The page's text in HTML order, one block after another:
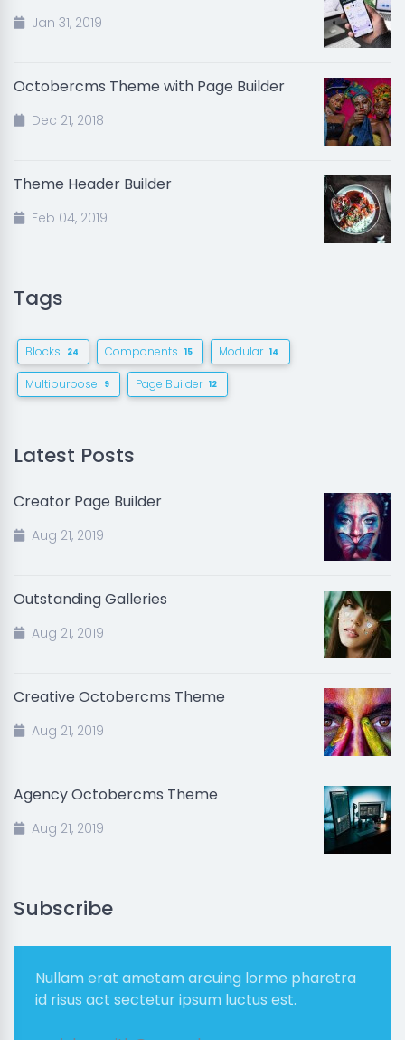
Jan 31, 2019
Octobercms Theme with Page Builder
Dec 21, 2018
Theme Header Builder
Feb 04, 2019
Tags
Blocks 24 Components 15 Modular 14
Multipurpose 9 Page Builder 12
Latest Posts
Creator Page Builder
Aug 21, 2019
Outstanding Galleries
Aug 21, 2019
Creative Octobercms Theme
Aug 21, 2019
Agency Octobercms Theme
Aug 21, 2019
Subscribe
Nullam erat ametam arcuing lorme pharetra
id risus act sectetur ipsum luctus est.